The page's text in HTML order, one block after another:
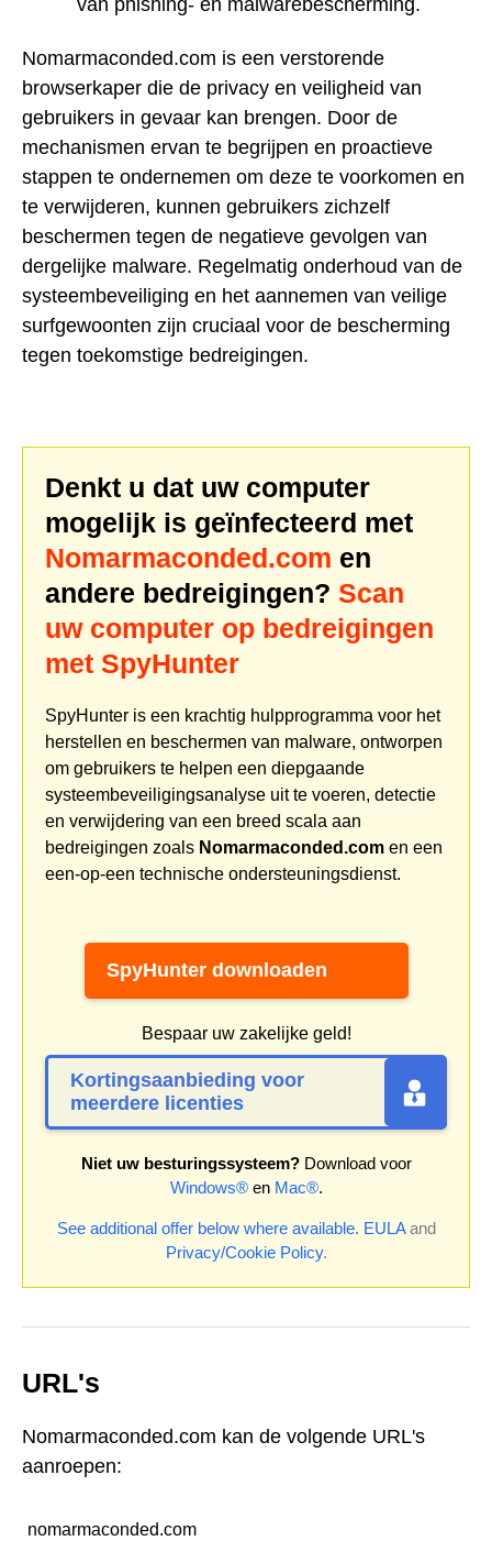
van phishing- en malwarebescherming.
Nomarmaconded.com is een verstorende
browserkaper die de privacy en veiligheid van
gebruikers in gevaar kan brengen. Door de
mechanismen ervan te begrijpen en proactieve
stappen te ondernemen om deze te voorkomen en
te verwijderen, kunnen gebruikers zichzelf
beschermen tegen de negatieve gevolgen van
dergelijke malware. Regelmatig onderhoud van de
systeembeveiliging en het aannemen van veilige
surfgewoonten zijn cruciaal voor de bescherming
tegen toekomstige bedreigingen.
Denkt u dat uw computer
mogelijk is geïnfecteerd met
Nomarmaconded.com en
andere bedreigingen? Scan
uw computer op bedreigingen
met SpyHunter
SpyHunter is een krachtig hulpprogramma voor het
herstellen en beschermen van malware, ontworpen
om gebruikers te helpen een diepgaande
systeembeveiligingsanalyse uit te voeren, detectie
en verwijdering van een breed scala aan
bedreigingen zoals Nomarmaconded.com en een
een-op-een technische ondersteuningsdienst.
SpyHunter downloaden
Bespaar uw zakelijke geld!
Kortingsaanbieding voor
meerdere licenties
Niet uw besturingssysteem?Download voor
Windows®en Mac®.
See additional offer below where available. EULAand
Privacy/Cookie Policy.
URL's
Nomarmaconded.com kan de volgende URL's
aanroepen:
nomarmaconded.com